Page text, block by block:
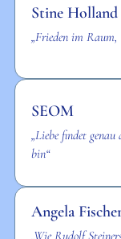
Stine Holland
„Frieden im
SEOM
„Liebe findet
bin“
Angela
„Wie Rudolf